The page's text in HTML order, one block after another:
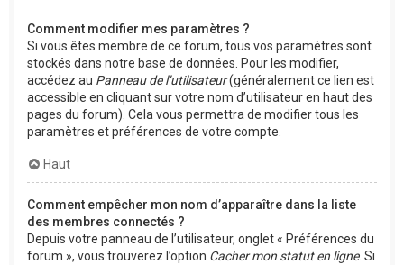
Comment modifier mes paramètres ?
Si vous êtes membre de ce forum, tous vos paramètres sont
stockés dans notre base de données. Pour les modifier,
accédez au Panneau de l’utilisateur(généralement ce lien est
accessible en cliquant sur votre nom d’utilisateur en haut des
pages du forum). Cela vous permettra de modifier tous les
paramètres et préférences de votre compte.
Haut
Comment empêcher mon nom d’apparaître dans la liste
des membres connectés ?
Depuis votre panneau de l’utilisateur, onglet « Préférences du
forum », vous trouverez l’option Cacher mon statut en ligne. Si